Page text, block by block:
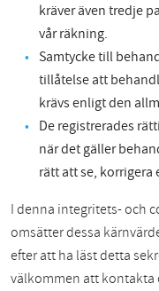
kräver även tredje
vår räkning.
Samtycke till
tillåtelse att
krävs enligt den
De registrerades
när det gäller
rätt att se,
I denna integritets- och
omsätter dessa
efter att ha läst detta
välkommen att kontakta